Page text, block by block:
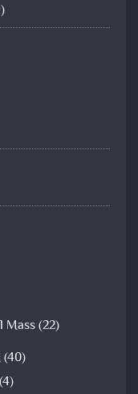
Mass(22)
(40)
(4)